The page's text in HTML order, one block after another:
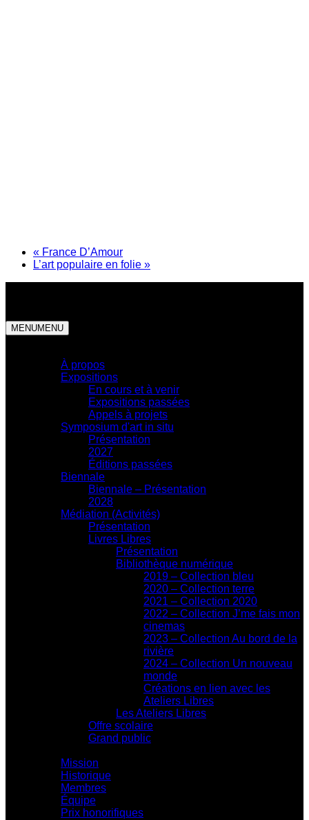
« France D’Amour
L’art populaire en folie »
MENUMENU
À propos
Expositions
En cours et à venir
Expositions passées
Appels à projets
Symposium d'art in situ
Présentation
2027
Éditions passées
Biennale
Biennale – Présentation
2028
Médiation (Activités)
Présentation
Livres Libres
Présentation
Bibliothèque numérique
2019 – Collection bleu
2020 – Collection terre
2021 – Collection 2020
2022 – Collection J’me fais mon
cinemas
2023 – Collection Au bord de la
rivière
2024 – Collection Un nouveau
monde
Créations en lien avec les
Ateliers Libres
Les Ateliers Libres
Offre scolaire
Grand public
Mission
Historique
Membres
Équipe
Prix honorifiques